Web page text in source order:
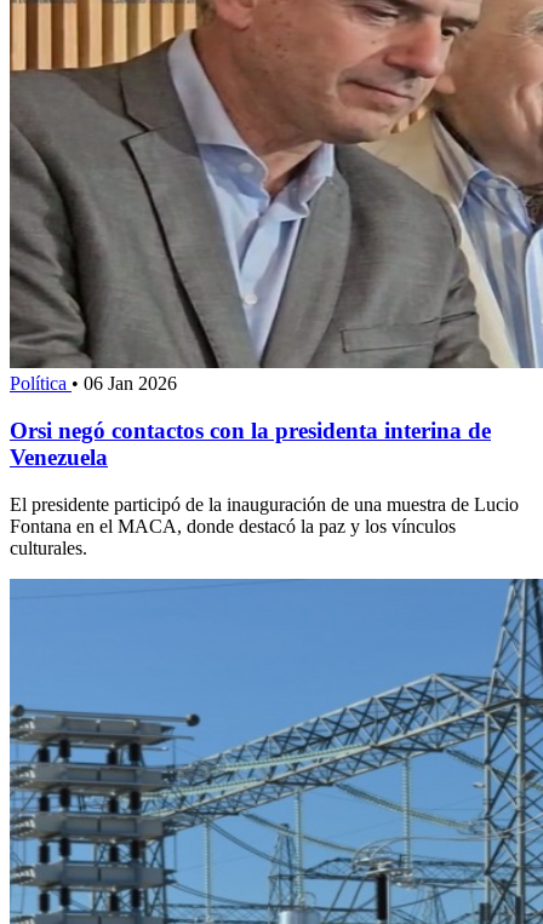
Política • 06 Jan 2026
Orsi negó contactos con la presidenta interina de
Venezuela
El presidente participó de la inauguración de una muestra de Lucio
Fontana en el MACA, donde destacó la paz y los vínculos
culturales.